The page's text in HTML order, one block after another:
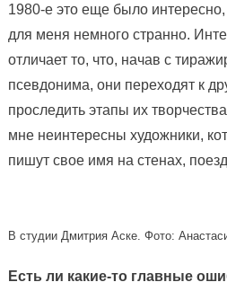
1980-е это еще было интересно,
для меня немного странно.
отличает то, что, начав с
псевдонима, они переходят к
проследить этапы их
мне неинтересны художники,
пишут свое имя на стенах,
В студии Дмитрия Аске. Фото:
Есть ли какие-то главные